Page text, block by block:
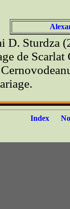
D. Sturdza
de Scarlat
Index